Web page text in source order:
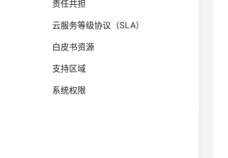
责任共担
云服务等级协议（SLA）
白皮书资源
支持区域
系统权限